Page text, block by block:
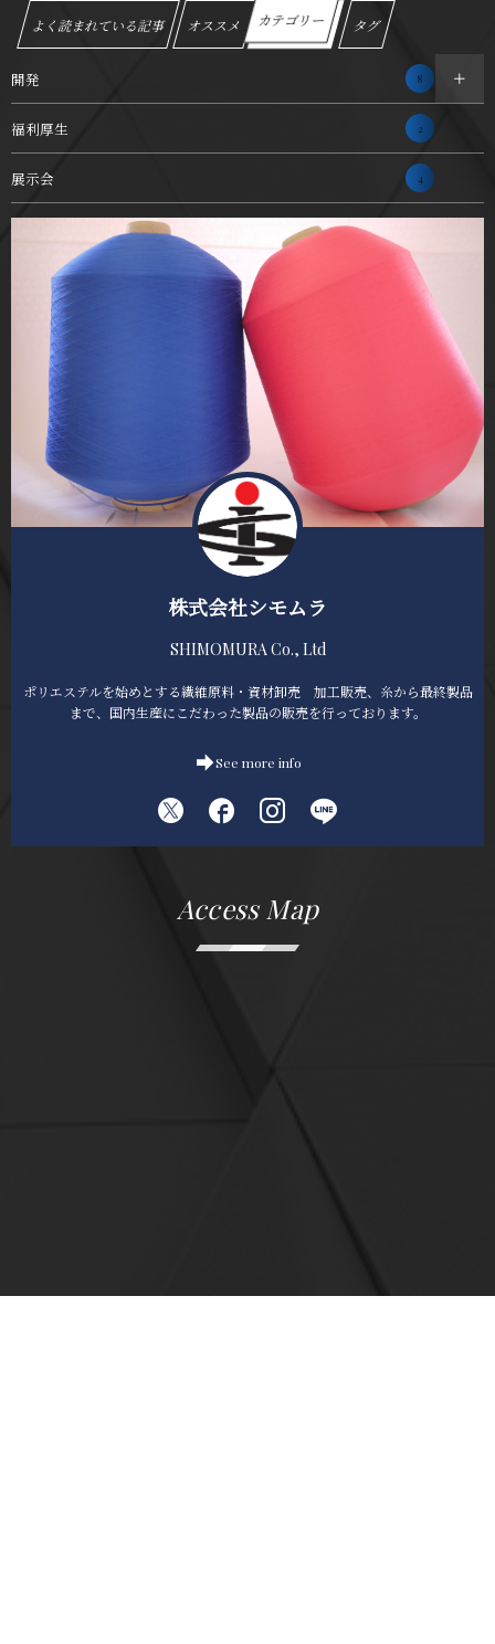
よく読まれている記事 オススメ カテゴリー タグ
開発 8
福利厚生 2
展示会 4
株式会社シモムラ
SHIMOMURA Co., Ltd
ポリエステルを始めとする繊維原料・資材卸売 加工販売、糸から最終製品
まで、国内生産にこだわった製品の販売を行っております。
See more info
Access Map